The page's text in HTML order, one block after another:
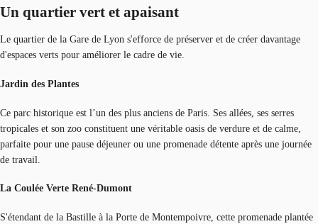
Un quartier vert et apaisant
Le quartier de la Gare de Lyon s'efforce de préserver et de créer davantage
d'espaces verts pour améliorer le cadre de vie.
Jardin des Plantes
Ce parc historique est l’un des plus anciens de Paris. Ses allées, ses serres
tropicales et son zoo constituent une véritable oasis de verdure et de calme,
parfaite pour une pause déjeuner ou une promenade détente après une journée
de travail.
La Coulée Verte René-Dumont
S'étendant de la Bastille à la Porte de Montempoivre, cette promenade plantée